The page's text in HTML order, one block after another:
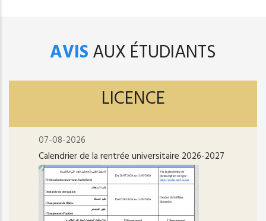
AVISAUX ÉTUDIANTS
LICENCE
07-08-2026
Calendrier de la rentrée universitaire 2026-2027